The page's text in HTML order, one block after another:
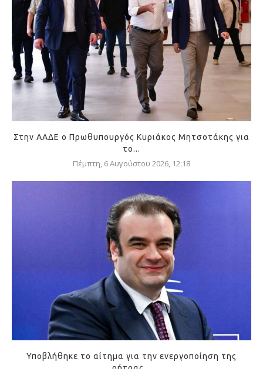
Στην ΑΑΔΕ ο Πρωθυπουργός Κυριάκος Μητσοτάκης για
το...
Πέμπτη, 6 Αυγούστου 2026, 12:18
Υποβλήθηκε το αίτημα για την ενεργοποίηση της